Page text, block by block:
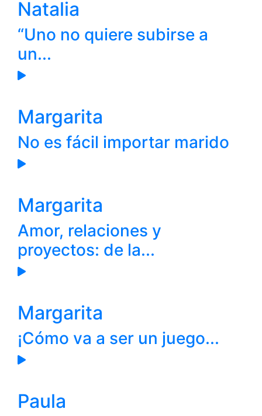
Natalia
“Uno no quiere subirse a
un...
Margarita
No es fácil importar marido
Margarita
Amor, relaciones y
proyectos: de la...
Margarita
¡Cómo va a ser un juego...
Paula